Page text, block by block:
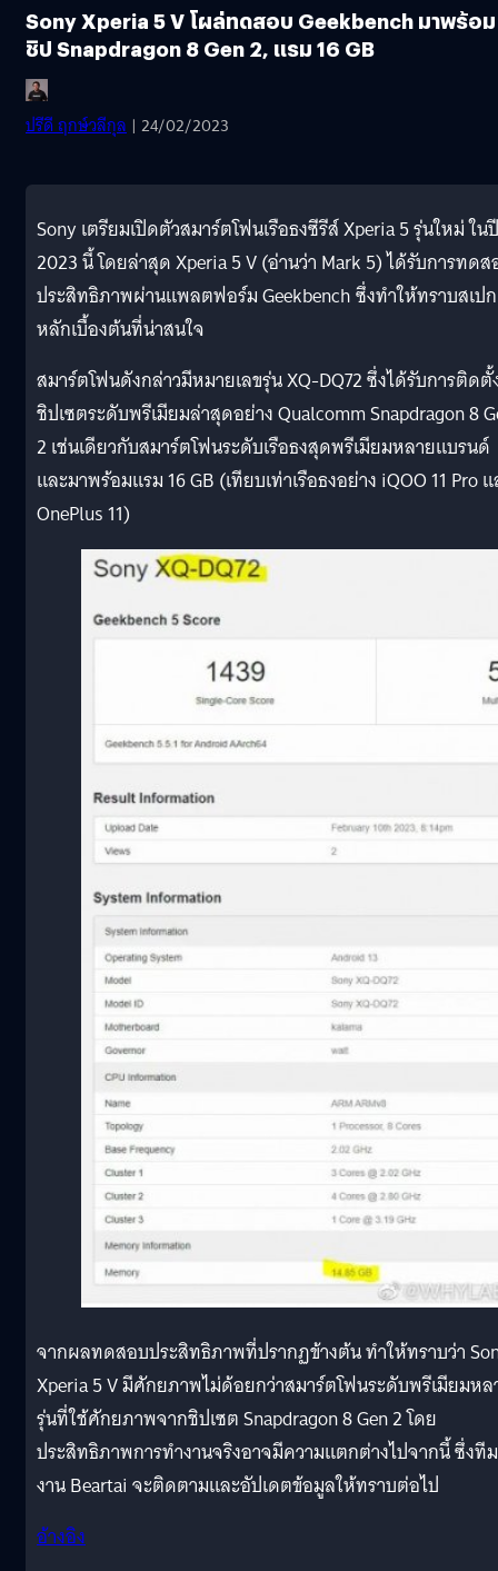
Sony Xperia 5 V โผล่ทดสอบ Geekbench มาพร้อม
ชิป Snapdragon 8 Gen 2, แรม 16 GB
ปรีดี ฤกษ์วลีกุล | 24/02/2023
Sony เตรียมเปิดตัวสมาร์ตโฟนเรือธงซีรีส์ Xperia 5 รุ่นใหม่ ในปี
2023 นี้ โดยล่าสุด Xperia 5 V (อ่านว่า Mark 5) ได้รับการทด
ประสิทธิภาพผ่านแพลตฟอร์ม Geekbench ซึ่งทำให้ทราบสเปก
หลักเบื้องต้นที่น่าสนใจ
สมาร์ตโฟนดังกล่าวมีหมายเลขรุ่น XQ-DQ72 ซึ่งได้รับการติดตั้
ชิปเซตระดับพรีเมียมล่าสุดอย่าง Qualcomm Snapdragon 8
2 เช่นเดียวกับสมาร์ตโฟนระดับเรือธงสุดพรีเมียมหลายแบรนด์
และมาพร้อมแรม 16 GB (เทียบเท่าเรือธงอย่าง iQOO 11 Pro
OnePlus 11)
จากผลทดสอบประสิทธิภาพที่ปรากฏข้างต้น ทำให้ทราบว่า
Xperia 5 V มีศักยภาพไม่ด้อยกว่าสมาร์ตโฟนระดับพรีเมียมห
รุ่นที่ใช้ศักยภาพจากชิปเซต Snapdragon 8 Gen 2 โดย
ประสิทธิภาพการทำงานจริงอาจมีความแตกต่างไปจากนี้ ซึ่งทีม
งาน Beartai จะติดตามและอัปเดตข้อมูลให้ทราบต่อไป
อ้างอิง